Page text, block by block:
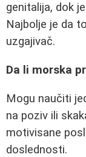
genitalija, dok
Najbolje je da
uzgajivač.
Da li morska
Mogu naučiti
na poziv ili
motivisane
doslednosti.